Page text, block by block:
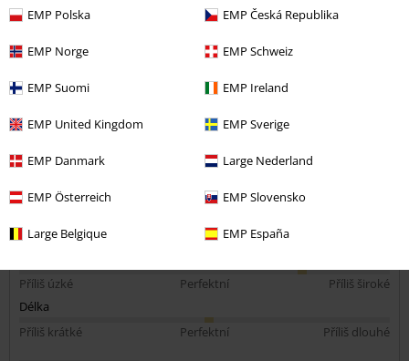
EMP Polska EMP Česká Republika
EMP Norge EMP Schweiz
EMP Suomi EMP Ireland
EMP United Kingdom EMP Sverige
EMP Danmark Large Nederland
EMP Österreich EMP Slovensko
Large Belgique EMP España
Tričko krásné, super střih.. ale teda velké zklamání u potisku, který
Kvalita
Design
Střih
Příliš úzké
Perfektní
Příliš široké
Délka
Příliš krátké
Perfektní Příliš dlouhé